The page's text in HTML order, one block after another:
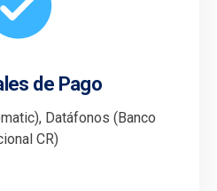
de Pago
Datáfonos (Banco
CR)